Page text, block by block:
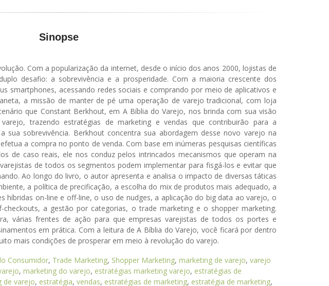
Sinopse
Com a popularização da internet, desde o início dos anos 2000, lojistas de
desafio: a sobrevivência e a prosperidade. Com a maioria crescente dos
smartphones, acessando redes sociais e comprando por meio de aplicativos e
a missão de manter de pé uma operação de varejo tradicional, com loja
que Constant Berkhout, em A Bíblia do Varejo, nos brinda com sua visão
trazendo estratégias de marketing e vendas que contribuirão para a
sua sobrevivência. Berkhout concentra sua abordagem desse novo varejo na
a compra no ponto de venda. Com base em inúmeras pesquisas científicas
de caso reais, ele nos conduz pelos intrincados mecanismos que operam na
de todos os segmentos podem implementar para fisgá-los e evitar que
Ao longo do livro, o autor apresenta e analisa o impacto de diversas táticas
a política de precificação, a escolha do mix de produtos mais adequado, a
híbridas on-line e off-line, o uso de nudges, a aplicação do big data ao varejo, o
a gestão por categorias, o trade marketing e o shopper marketing.
várias frentes de ação para que empresas varejistas de todos os portes e
em prática. Com a leitura de A Bíblia do Varejo, você ficará por dentro
mais condições de prosperar em meio à revolução do varejo.
Consumidor, Trade Marketing, Shopper Marketing, marketing de varejo, varejo
, marketing do varejo, estratégias marketing varejo, estratégias de
de varejo, estratégia, vendas, estratégias de marketing, estratégia de marketing,